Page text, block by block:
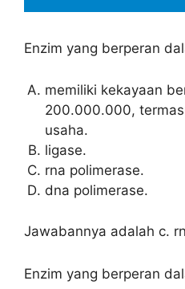
Enzim yang berperan
memiliki kekayaan
200.000.000,
usaha.
ligase.
rna polimerase.
dna polimerase.
Jawabannya adalah c.
Enzim yang berperan